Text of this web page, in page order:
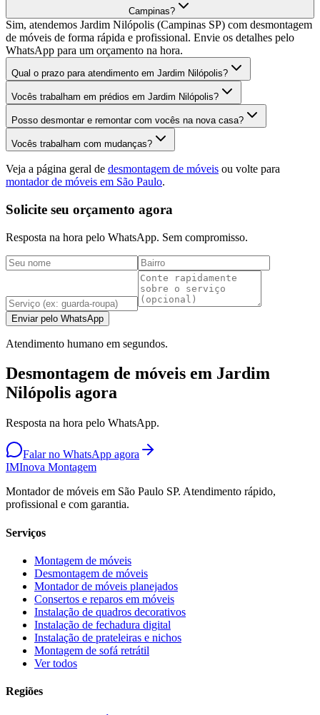
Campinas?
Sim, atendemos Jardim Nilópolis (Campinas SP) com desmontagem
de móveis de forma rápida e profissional. Envie os detalhes pelo
WhatsApp para um orçamento na hora.
Qual o prazo para atendimento em Jardim Nilópolis?
Vocês trabalham em prédios em Jardim Nilópolis?
Posso desmontar e remontar com vocês na nova casa?
Vocês trabalham com mudanças?
Veja a página geral de desmontagem de móveis ou volte para
montador de móveis em São Paulo.
Solicite seu orçamento agora
Resposta na hora pelo WhatsApp. Sem compromisso.
Enviar pelo WhatsApp
Atendimento humano em segundos.
Desmontagem de móveis em Jardim
Nilópolis agora
Resposta na hora pelo WhatsApp.
Falar no WhatsApp agora
IMInova Montagem
Montador de móveis em São Paulo SP. Atendimento rápido,
profissional e com garantia.
Serviços
Montagem de móveis
Desmontagem de móveis
Montador de móveis planejados
Consertos e reparos em móveis
Instalação de quadros decorativos
Instalação de fechadura digital
Instalação de prateleiras e nichos
Montagem de sofá retrátil
Ver todos
Regiões